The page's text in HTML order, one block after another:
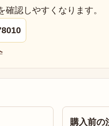
認しやすくなります。
購入前の